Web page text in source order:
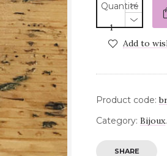
Quantité
Add to
Product code:
Category: Bijoux.
SHARE